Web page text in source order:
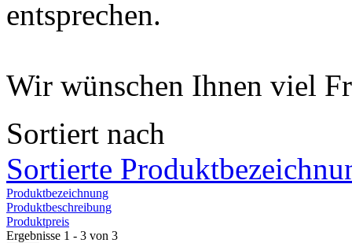
entsprechen.
Wir wünschen Ihnen viel
Sortiert nach
Sortierte
Produktbezeichnung
Produktbeschreibung
Produktpreis
Ergebnisse 1 - 3 von 3